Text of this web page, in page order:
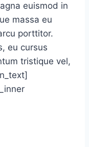
euismod in
massa eu
porttitor.
eu cursus
tristique vel,